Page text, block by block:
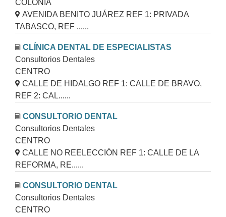
COLONIA
AVENIDA BENITO JUÁREZ REF 1: PRIVADA
TABASCO, REF ......
CLÍNICA DENTAL DE ESPECIALISTAS
Consultorios Dentales
CENTRO
CALLE DE HIDALGO REF 1: CALLE DE BRAVO,
REF 2: CAL......
CONSULTORIO DENTAL
Consultorios Dentales
CENTRO
CALLE NO REELECCIÓN REF 1: CALLE DE LA
REFORMA, RE......
CONSULTORIO DENTAL
Consultorios Dentales
CENTRO